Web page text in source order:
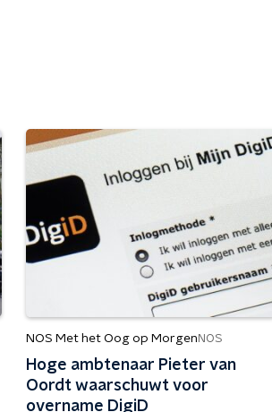
NOS Met het Oog op Morgen NOS
Hoge ambtenaar Pieter van
Oordt waarschuwt voor
overname DigiD